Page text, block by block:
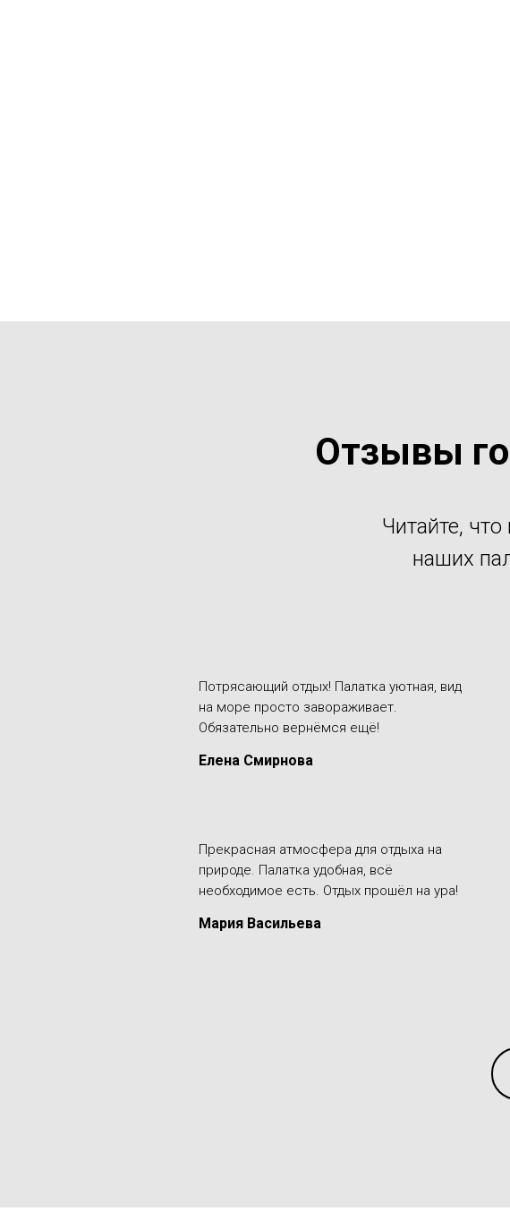
Отзывы
Читайте,
наших
Потрясающий отдых! Палатка уютная, вид
на море просто завораживает.
Обязательно вернёмся ещё!
Елена Смирнова
Прекрасная атмосфера для отдыха на
природе. Палатка удобная, всё
необходимое есть. Отдых прошёл на ура!
Мария Васильева